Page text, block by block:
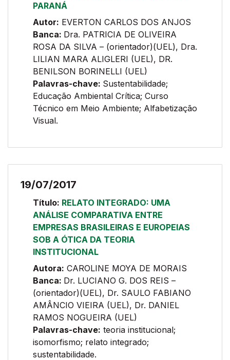
PARANÁ
Autor: EVERTON CARLOS DOS ANJOS
Banca: Dra. PATRICIA DE OLIVEIRA
ROSA DA SILVA – (orientador)(UEL), Dra.
LILIAN MARA ALIGLERI (UEL), DR.
BENILSON BORINELLI (UEL)
Palavras-chave: Sustentabilidade;
Educação Ambiental Crítica; Curso
Técnico em Meio Ambiente; Alfabetização
Visual.
19/07/2017
Título: RELATO INTEGRADO: UMA
ANÁLISE COMPARATIVA ENTRE
EMPRESAS BRASILEIRAS E EUROPEIAS
SOB A ÓTICA DA TEORIA
INSTITUCIONAL
Autora: CAROLINE MOYA DE MORAIS
Banca: Dr. LUCIANO G. DOS REIS –
(orientador)(UEL), Dr. SAULO FABIANO
AMÂNCIO VIEIRA (UEL), Dr. DANIEL
RAMOS NOGUEIRA (UEL)
Palavras-chave: teoria institucional;
isomorfismo; relato integrado;
sustentabilidade.